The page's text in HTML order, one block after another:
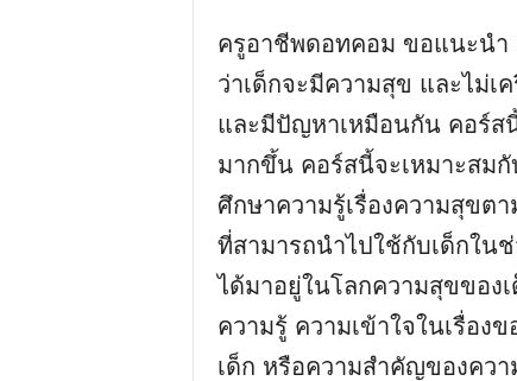
ครูอาชีพดอทคอม ขอแนะนำ
ว่าเด็กจะมีความสุข และไม่เ
และมีปัญหาเหมือนกัน คอร์ส
มากขึ้น คอร์สนี้จะเหมาะสม
ศึกษาความรู้เรื่องความสุขต
ที่สามารถนำไปใช้กับเด็กใน
ได้มาอยู่ในโลกความสุขของ
ความรู้ ความเข้าใจในเรื่อง
เด็ก หรือความสำคัญของคว